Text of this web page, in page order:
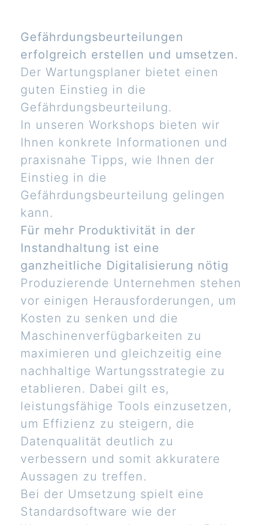
Gefährdungsbeurteilungen
erfolgreich erstellen und umsetzen.
Der Wartungsplaner bietet einen
guten Einstieg in die
Gefährdungsbeurteilung.
In unseren Workshops bieten wir
Ihnen konkrete Informationen und
praxisnahe Tipps, wie Ihnen der
Einstieg in die
Gefährdungsbeurteilung gelingen
kann.
Für mehr Produktivität in der
Instandhaltung ist eine
ganzheitliche Digitalisierung nötig
Produzierende Unternehmen stehen
vor einigen Herausforderungen, um
Kosten zu senken und die
Maschinenverfügbarkeiten zu
maximieren und gleichzeitig eine
nachhaltige Wartungsstrategie zu
etablieren. Dabei gilt es,
leistungsfähige Tools einzusetzen,
um Effizienz zu steigern, die
Datenqualität deutlich zu
verbessern und somit akkuratere
Aussagen zu treffen.
Bei der Umsetzung spielt eine
Standardsoftware wie der